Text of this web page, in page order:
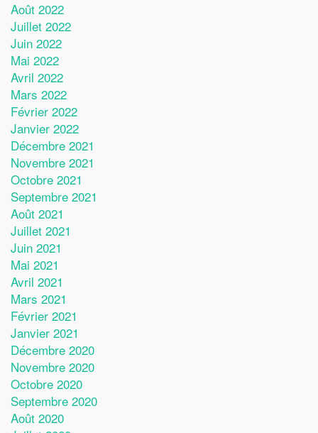
Août 2022
Juillet 2022
Juin 2022
Mai 2022
Avril 2022
Mars 2022
Février 2022
Janvier 2022
Décembre 2021
Novembre 2021
Octobre 2021
Septembre 2021
Août 2021
Juillet 2021
Juin 2021
Mai 2021
Avril 2021
Mars 2021
Février 2021
Janvier 2021
Décembre 2020
Novembre 2020
Octobre 2020
Septembre 2020
Août 2020